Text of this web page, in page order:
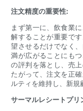
注文精度の重要性:
まず第一に、飲食業
解することが重要で
望させるだけでなく
満が広がることにも
の評判を落とし、売
たがって、注文を正
ルティを維持し、新規
サーマルレシートプリ